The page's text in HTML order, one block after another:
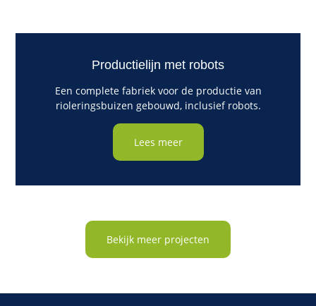
Productielijn met robots
Een complete fabriek voor de productie van
rioleringsbuizen gebouwd, inclusief robots.
Lees meer
Bekijk meer projecten